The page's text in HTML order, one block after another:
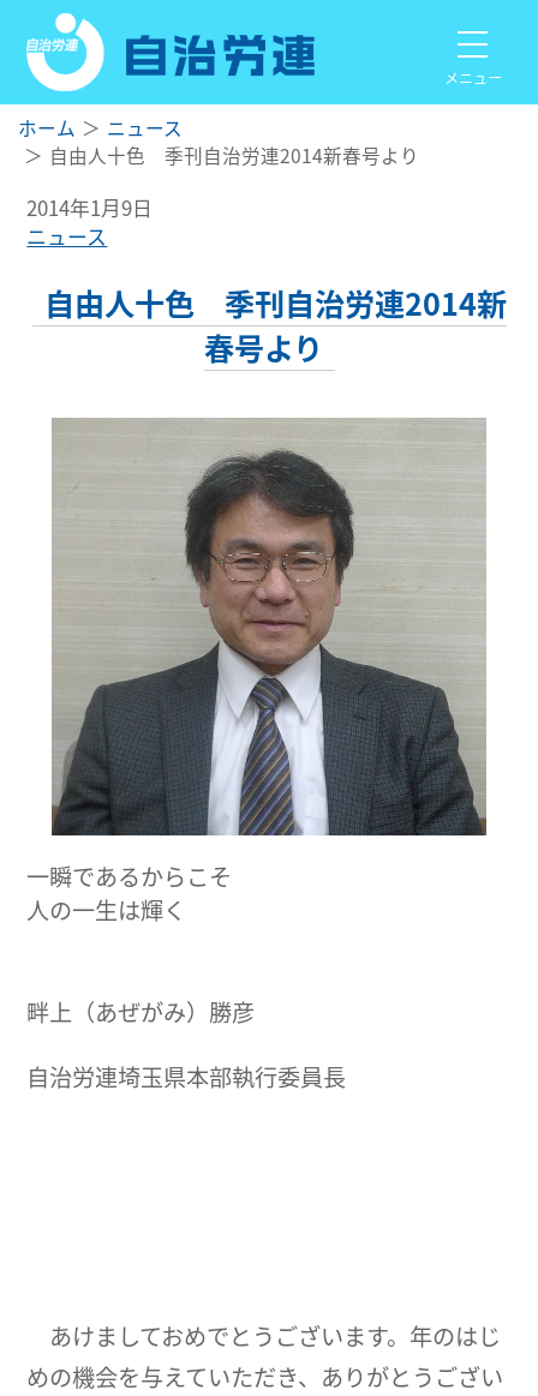
メニュー
ホーム
ニュース
自由人十色 季刊自治労連2014新春号より
2014年1月9日
ニュース
自由人十色 季刊自治労連2014新
春号より
一瞬であるからこそ
人の一生は輝く
畔上（あぜがみ）勝彦
自治労連埼玉県本部執行委員長
あけましておめでとうございます。年のはじ
めの機会を与えていただき、ありがとうござい